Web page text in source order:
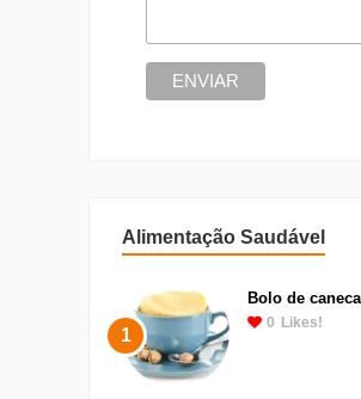
Alimentação Saudável
1
Bolo de
0 Likes!